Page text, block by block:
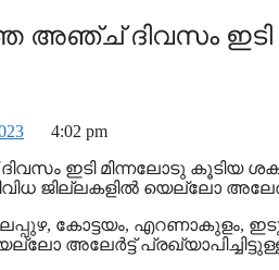
ദിവസം ഇടി
4:02 pm
ഇടി മിന്നലോടു കൂടിയ
ജില്ലകളില്‍ യെല്ലോ
കോട്ടയം, എറണാകുളം,
അലേര്‍ട്ട്